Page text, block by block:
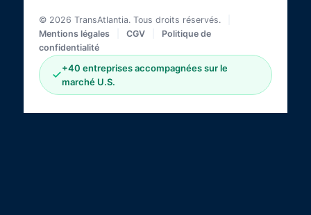
© 2026 TransAtlantia. Tous droits réservés.
Mentions légales
CGV
Politique de
confidentialité
+40 entreprises accompagnées sur le
marché U.S.